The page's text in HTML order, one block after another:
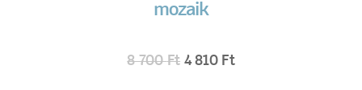
mozaik
8 700Ft 4 810 Ft